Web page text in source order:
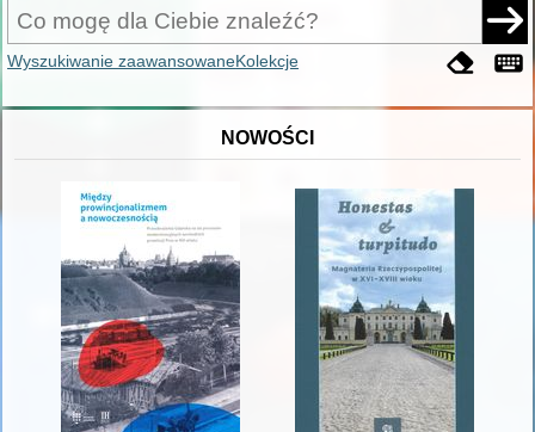
Wyszukiwanie zaawansowaneKolekcje
NOWOŚCI